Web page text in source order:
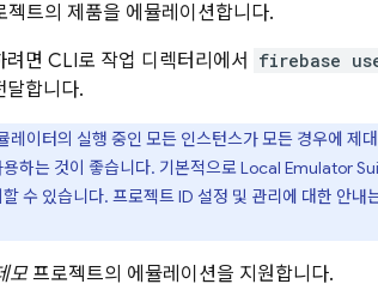
트의 제품을 에뮬레이션합니다.
면 CLI로 작업 디렉터리에서
firebase
달합니다.
레이터의 실행 중인 모든 인스턴스가 모든 경우에 제
하는 것이 좋습니다. 기본적으로 Local Emulator
수 있습니다. 프로젝트 ID 설정 및 관리에 대한 안내
모프로젝트의 에뮬레이션을 지원합니다.